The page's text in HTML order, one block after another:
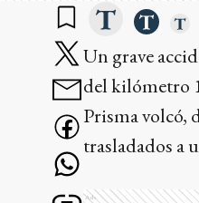
Un grave
del kilómetro
Prisma volcó,
trasladados a
Ads